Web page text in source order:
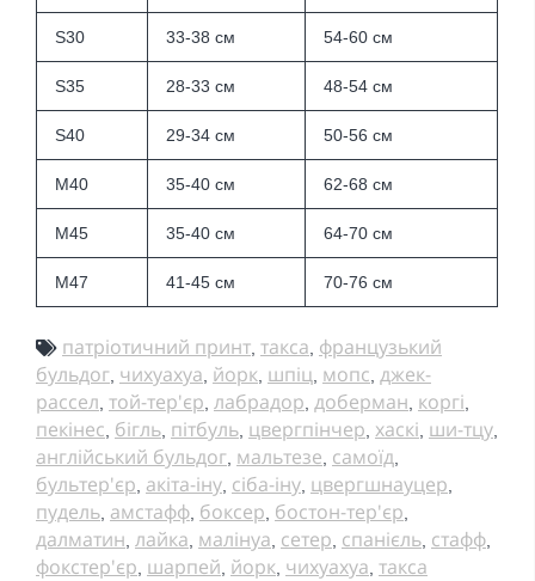
S30 33-38 см 54-60 см
S35 28-33 см 48-54 см
S40 29-34 см 50-56 см
M40 35-40 см 62-68 см
M45 35-40 см 64-70 см
M47 41-45 см 70-76 см
патріотичний принт такса французький
бульдог чихуахуа йорк шпіц мопс джек-
рассел той-тер'єр лабрадор доберман коргі
пекінес бігль пітбуль цвергпінчер хаскі ши-тцу
англійський бульдог мальтезе самоїд
бультер'єр акіта-іну сіба-іну цвергшнауцер
пудель амстафф боксер бостон-тер'єр
далматин лайка малінуа сетер спанієль стафф
фокстер'єр шарпей йорк чихуахуа такса